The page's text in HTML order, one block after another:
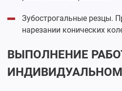
Зубострогальные резцы.
нарезании конических
ВЫПОЛНЕНИЕ